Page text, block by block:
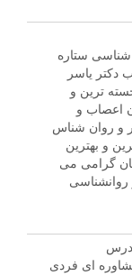
ستاره
دکتر یاسر
ترین و
اعصاب و
و روان شناس
و بهترین
گرامی می
ای فردی